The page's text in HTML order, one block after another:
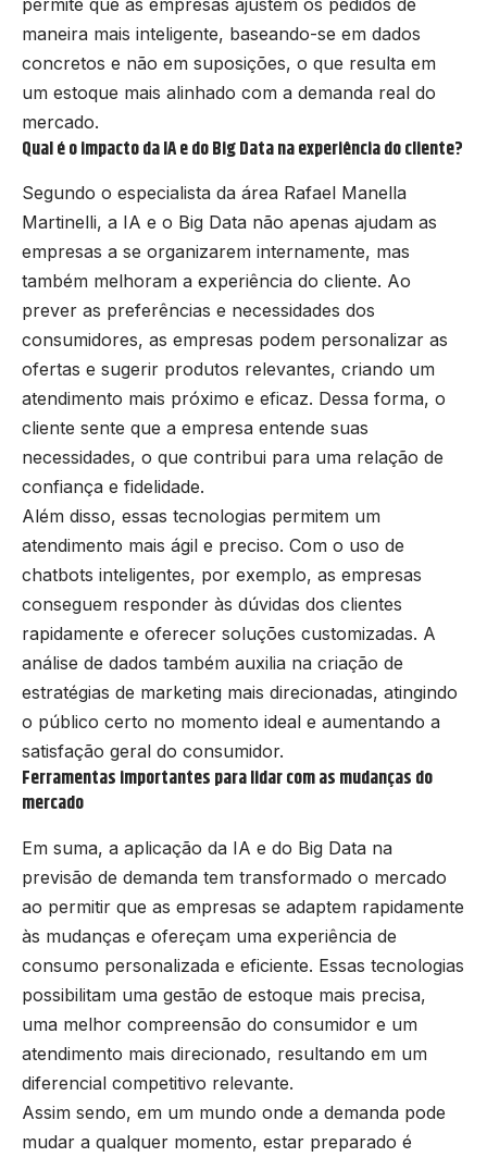
permite que as empresas ajustem os pedidos de
maneira mais inteligente, baseando-se em dados
concretos e não em suposições, o que resulta em
um estoque mais alinhado com a demanda real do
mercado.
Qual é o impacto da IA e do Big Data na experiência do cliente?
Segundo o especialista da área Rafael Manella
Martinelli, a IA e o Big Data não apenas ajudam as
empresas a se organizarem internamente, mas
também melhoram a experiência do cliente. Ao
prever as preferências e necessidades dos
consumidores, as empresas podem personalizar as
ofertas e sugerir produtos relevantes, criando um
atendimento mais próximo e eficaz. Dessa forma, o
cliente sente que a empresa entende suas
necessidades, o que contribui para uma relação de
confiança e fidelidade.
Além disso, essas tecnologias permitem um
atendimento mais ágil e preciso. Com o uso de
chatbots inteligentes, por exemplo, as empresas
conseguem responder às dúvidas dos clientes
rapidamente e oferecer soluções customizadas. A
análise de dados também auxilia na criação de
estratégias de marketing mais direcionadas, atingindo
o público certo no momento ideal e aumentando a
satisfação geral do consumidor.
Ferramentas importantes para lidar com as mudanças do
mercado
Em suma, a aplicação da IA e do Big Data na
previsão de demanda tem transformado o mercado
ao permitir que as empresas se adaptem rapidamente
às mudanças e ofereçam uma experiência de
consumo personalizada e eficiente. Essas tecnologias
possibilitam uma gestão de estoque mais precisa,
uma melhor compreensão do consumidor e um
atendimento mais direcionado, resultando em um
diferencial competitivo relevante.
Assim sendo, em um mundo onde a demanda pode
mudar a qualquer momento, estar preparado é